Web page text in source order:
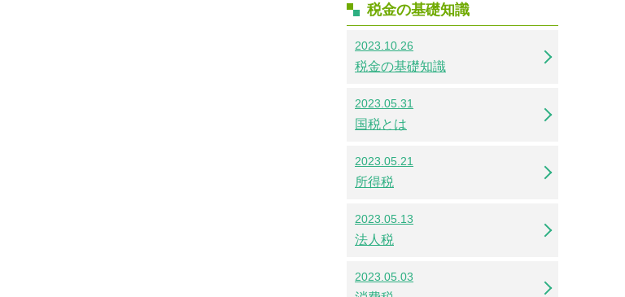
税金の基礎知識
2023.10.26
税金の基礎知識
2023.05.31
国税とは
2023.05.21
所得税
2023.05.13
法人税
2023.05.03